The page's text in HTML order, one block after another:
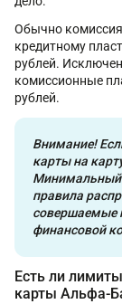
Обычно
кредитному
рублей.
комиссионные
рублей.
Внимание!
карты на
Минимальный
правила
совершаемые
финансовой
Есть ли
карты Альфа-